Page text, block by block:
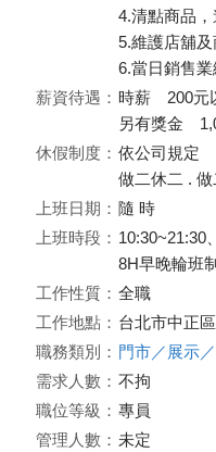
4.清點商品
5.維護店舖
6.當日銷售
薪資待遇： 時薪 200元
另有獎金
休假制度： 依公司規定
做二休二 .
上班日期： 隨 時
上班時段： 10:30~21:30
8H早晚輪班制
工作性質： 全職
工作地點： 台北市中正
職務類別： 門市／展示
需求人數： 不拘
職位等級： 專員
管理人數： 未定